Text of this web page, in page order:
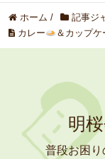
ホーム / 記事ジ
カレー
＆カップケ
明
普段お困り